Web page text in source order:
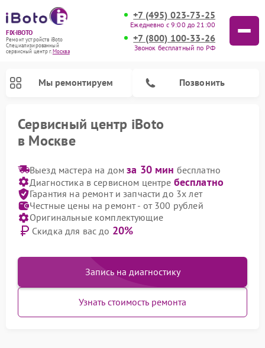
FIX-IBOTO
Ремонт устройств iBoto
Специализированный
cервисный центр г.Москва
+7 (495) 023-73-25
Ежедневно с 9:00 до 21:00
+7 (800) 100-33-26
Звонок бесплатный по РФ
Мы ремонтируем Позвонить
Сервисный центр iBoto
в Москве
Выезд мастера на домза 30 мин бесплатно
Диагностика в сервисном центре бесплатно
Гарантия на ремонт и запчасти до 3х лет
Честные цены на ремонт - от 300 рублей
Оригинальные комплектующие
Скидка для вас до 20%
Запись на диагностику
Узнать стоимость ремонта